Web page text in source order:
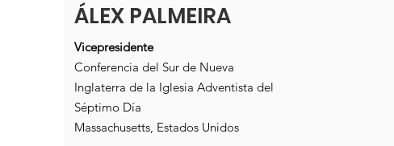
ÁLEX PALMEIRA
Vicepresidente
Conferencia del Sur de Nueva
Inglaterra de la Iglesia Adventista del
Séptimo Día
Massachusetts, Estados Unidos